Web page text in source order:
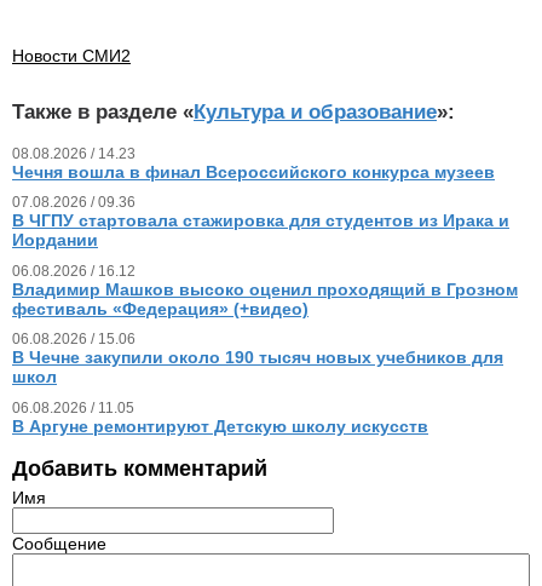
Новости СМИ2
Также в разделе «Культура и образование»:
08.08.2026 / 14.23
Чечня вошла в финал Всероссийского конкурса музеев
07.08.2026 / 09.36
В ЧГПУ стартовала стажировка для студентов из Ирака и
Иордании
06.08.2026 / 16.12
Владимир Машков высоко оценил проходящий в Грозном
фестиваль «Федерация» (+видео)
06.08.2026 / 15.06
В Чечне закупили около 190 тысяч новых учебников для
школ
06.08.2026 / 11.05
В Аргуне ремонтируют Детскую школу искусств
Добавить комментарий
Имя
Сообщение